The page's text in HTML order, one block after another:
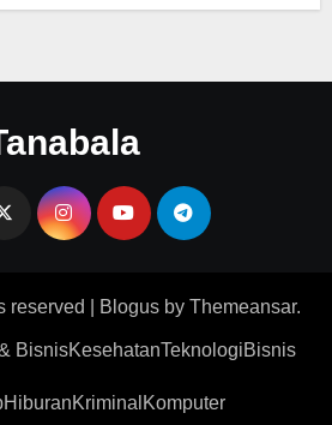
reserved Blogus by Themeansar.
BisnisKesehatanTeknologiBisnis
HiburanKriminal Komputer